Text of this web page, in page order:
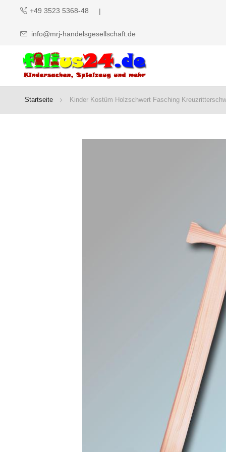
+49 3523 5368-48
info@mrj-handelsgesellschaft.de
Startseite Kinder Kostüm Holzschwert Fasching